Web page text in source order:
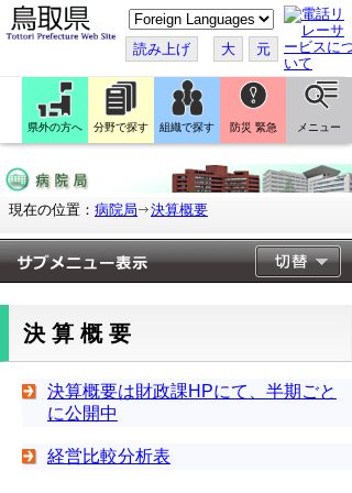
こ
の
ペ
ー
ジ
翻
訳
す
読み上げ 大 元
県外の方へ 分野で探す 組織で探す 防災 緊急 メニュー
現在の位置： 病院局 決算概要
決算概要
決算概要は財政課HPにて、半期ごと
に公開中
経営比較分析表